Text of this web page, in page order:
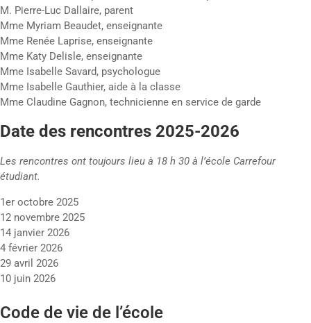
M. Pierre-Luc Dallaire, parent
Mme Myriam Beaudet, enseignante
Mme Renée Laprise, enseignante
Mme Katy Delisle, enseignante
Mme Isabelle Savard, psychologue
Mme Isabelle Gauthier, aide à la classe
Mme Claudine Gagnon, technicienne en service de garde
Date des rencontres 2025-2026
Les rencontres ont toujours lieu à 18 h 30 à l’école Carrefour
étudiant.
1er octobre 2025
12 novembre 2025
14 janvier 2026
4 février 2026
29 avril 2026
10 juin 2026
Code de vie de l’école